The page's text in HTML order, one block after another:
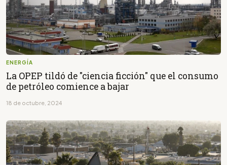
ENERGÍA
La OPEP tildó de "ciencia ficción" que el consumo
de petróleo comience a bajar
18 de octubre, 2024